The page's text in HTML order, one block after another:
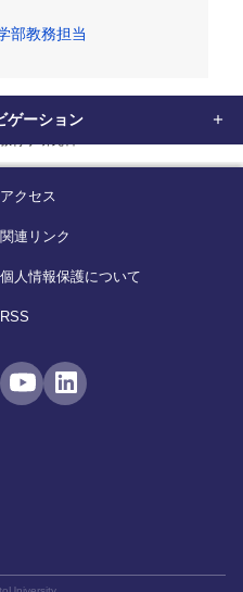
部教務担当
ゲーション
アクセス
関連リンク
個人情報保護について
RSS